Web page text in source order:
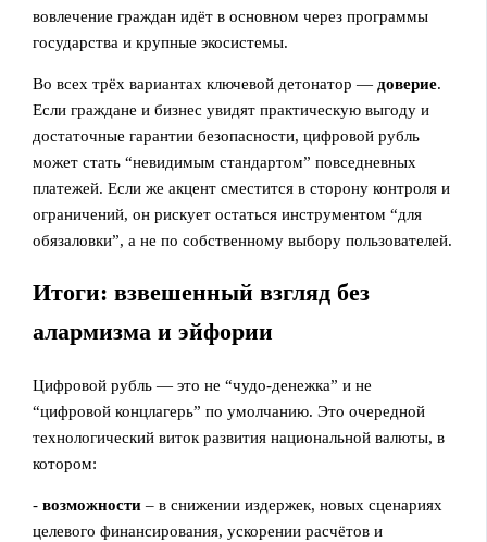
вовлечение граждан идёт в основном через программы
государства и крупные экосистемы.
Во всех трёх вариантах ключевой детонатор —доверие.
Если граждане и бизнес увидят практическую выгоду и
достаточные гарантии безопасности, цифровой рубль
может стать “невидимым стандартом” повседневных
платежей. Если же акцент сместится в сторону контроля и
ограничений, он рискует остаться инструментом “для
обязаловки”, а не по собственному выбору пользователей.
Итоги: взвешенный взгляд без
алармизма и эйфории
Цифровой рубль — это не “чудо‑денежка” и не
“цифровой концлагерь” по умолчанию. Это очередной
технологический виток развития национальной валюты, в
котором:
-возможности – в снижении издержек, новых сценариях
целевого финансирования, ускорении расчётов и